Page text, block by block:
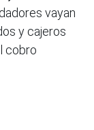
vayan
y cajeros
cobro